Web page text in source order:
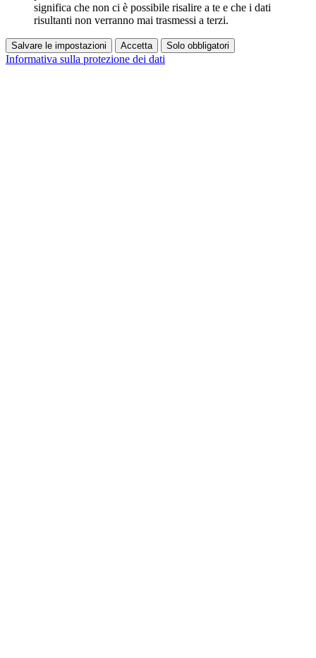
significa che non ci è possibile risalire a te e che i dati
risultanti non verranno mai trasmessi a terzi.
Salvare le impostazioni Accetta Solo obbligatori
Informativa sulla protezione dei dati